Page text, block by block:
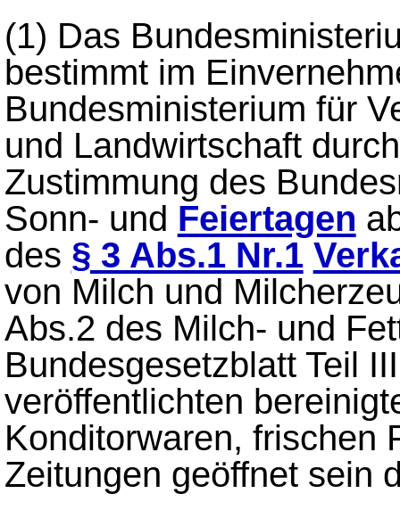
(1) Das
bestimmt im
Bundesministerium für
und Landwirtschaft
Zustimmung des
Sonn- und Feiertagen
des § 3 Abs.1 Nr.1
von Milch und
Abs.2 des Milch- und
Bundesgesetzblatt Teil
veröffentlichten
Konditorwaren, frischen
Zeitungen geöffnet sein